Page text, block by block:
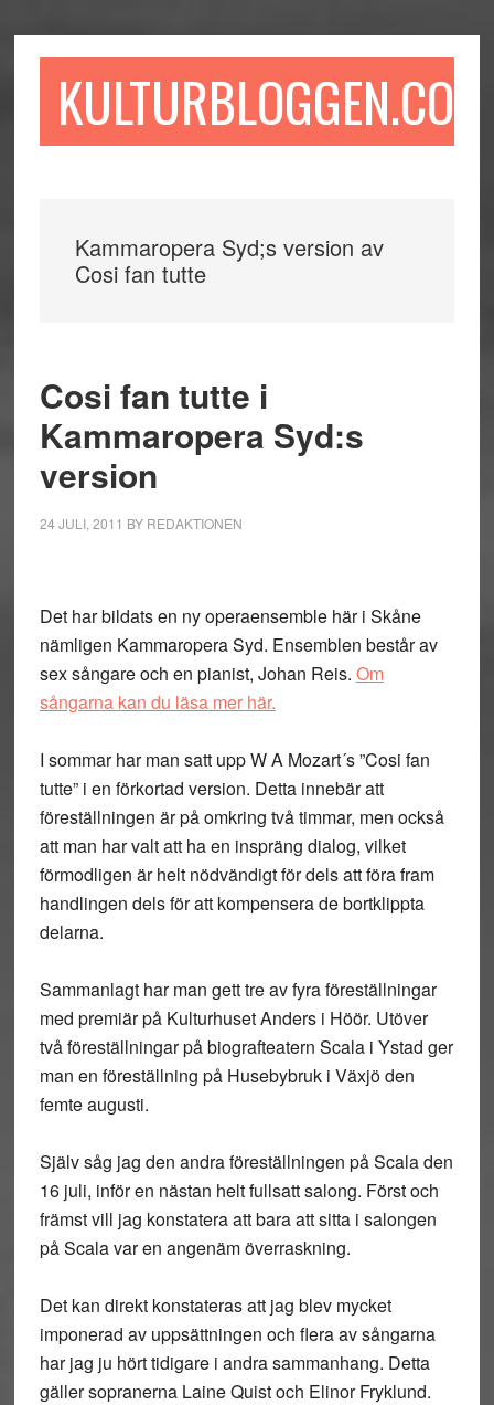
till
till
sidofältet
till
KULTURBLOGGEN.COM
Kammaropera Syd;s version av
Cosi fan tutte
Cosi fan tutte i
Kammaropera Syd:s
version
24 JULI, 2011 BY REDAKTIONEN
Det har bildats en ny operaensemble här i Skåne
nämligen Kammaropera Syd. Ensemblen består av
sex sångare och en pianist, Johan Reis. Om
sångarna kan du läsa mer här.
I sommar har man satt upp W A Mozart´s ”Cosi fan
tutte” i en förkortad version. Detta innebär att
föreställningen är på omkring två timmar, men också
att man har valt att ha en inspräng dialog, vilket
förmodligen är helt nödvändigt för dels att föra fram
handlingen dels för att kompensera de bortklippta
delarna.
Sammanlagt har man gett tre av fyra föreställningar
med premiär på Kulturhuset Anders i Höör. Utöver
två föreställningar på biografteatern Scala i Ystad ger
man en föreställning på Husebybruk i Växjö den
femte augusti.
Själv såg jag den andra föreställningen på Scala den
16 juli, inför en nästan helt fullsatt salong. Först och
främst vill jag konstatera att bara att sitta i salongen
på Scala var en angenäm överraskning.
Det kan direkt konstateras att jag blev mycket
imponerad av uppsättningen och flera av sångarna
har jag ju hört tidigare i andra sammanhang. Detta
gäller sopranerna Laine Quist och Elinor Fryklund.